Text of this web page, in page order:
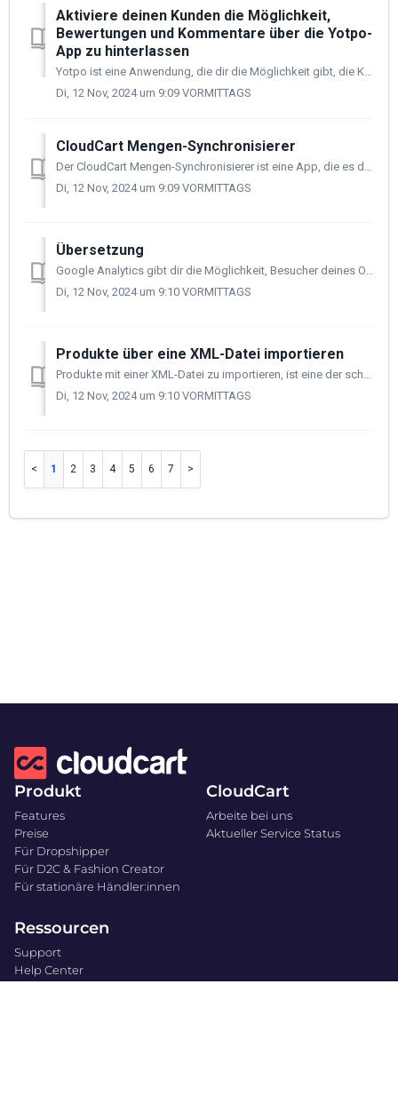
Aktiviere deinen Kunden die Möglichkeit,
Bewertungen und Kommentare über die Yotpo-
App zu hinterlassen
Yotpo ist eine Anwendung, die dir die Möglichkeit gibt, die Kommentare und Bewertungen, die deine Kunden für deine Produkte schreiben, zu visualisieren. I...
Di, 12 Nov, 2024 um 9:09 VORMITTAGS
CloudCart Mengen-Synchronisierer
Der CloudCart Mengen-Synchronisierer ist eine App, die es dir ermöglicht, deinen Produktkatalog zwischen allen aktiven Shops in deinem Konto zu synchroni...
Di, 12 Nov, 2024 um 9:09 VORMITTAGS
Übersetzung
Google Analytics gibt dir die Möglichkeit, Besucher deines Online-Shops zu verfolgen, Berichte zu erstellen und so bessere Marketingstrategien zu entwicke...
Di, 12 Nov, 2024 um 9:10 VORMITTAGS
Produkte über eine XML-Datei importieren
Produkte mit einer XML-Datei zu importieren, ist eine der schnellsten und einfachsten Möglichkeiten, einen umfangreichen Katalog von Produktinhalten in dein...
Di, 12 Nov, 2024 um 9:10 VORMITTAGS
1 2 3 4 5 6 7
Produkt
Features
Preise
Für Dropshipper
Für D2C & Fashion Creator
Für stationäre Händler:innen
CloudCart
Arbeite bei uns
Aktueller Service Status
Ressourcen
Support
Help Center